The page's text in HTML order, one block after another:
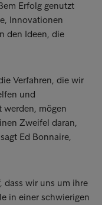
Erfolg genutzt
Innovationen
den Ideen, die
Verfahren, die wir
und
werden, mögen
Zweifel daran,
Ed Bonnaire,
dass wir uns um ihre
in einer schwierigen